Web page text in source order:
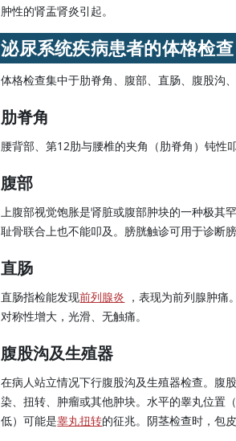
肿性的肾盂肾炎引起。
泌尿系统疾病患者的体格检查
体格检查集中于肋脊角、腹部、直肠、腹股沟
肋脊角
腰背部、第12肋与腰椎的夹角（肋脊角）钝性
腹部
上腹部视觉饱胀是肾脏或腹部肿块的一种极其
耻骨联合上也不能叩及。膀胱触诊可用于诊断
直肠
直肠指检能发现前列腺炎 ，表现为前列腺肿
对称性增大，光滑、无触痛。
腹股沟及生殖器
在病人站立情况下行腹股沟及生殖器检查。腹
染、扭转、肿瘤或其他肿块。水平的睾丸位
低）可能是睾丸扭转的征兆。阴茎检查时，包